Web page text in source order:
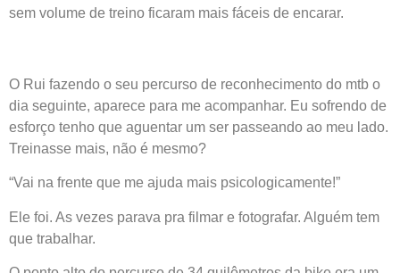
sem volume de treino ficaram mais fáceis de encarar.
O Rui fazendo o seu percurso de reconhecimento do mtb o
dia seguinte, aparece para me acompanhar. Eu sofrendo de
esforço tenho que aguentar um ser passeando ao meu lado.
Treinasse mais, não é mesmo?
“Vai na frente que me ajuda mais psicologicamente!”
Ele foi. As vezes parava pra filmar e fotografar. Alguém tem
que trabalhar.